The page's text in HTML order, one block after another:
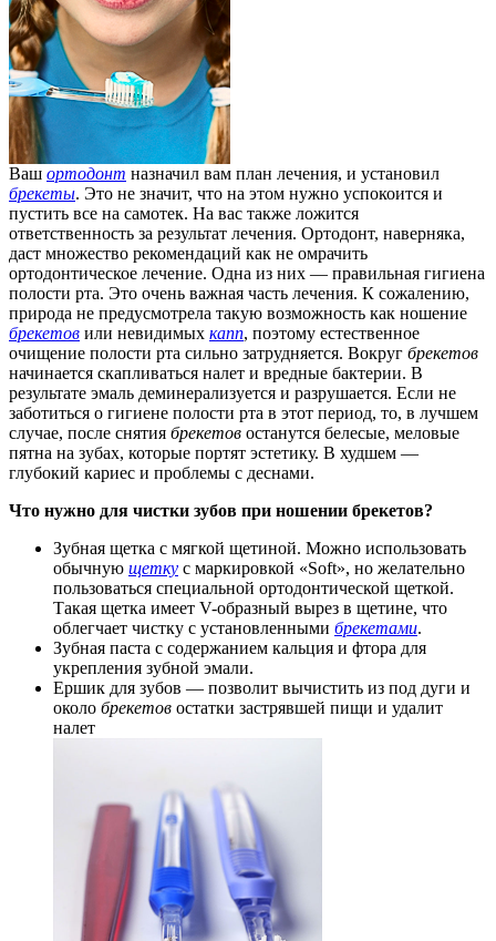
Ваш ортодонт назначил вам план лечения, и установил
брекеты. Это не значит, что на этом нужно успокоится и
пустить все на самотек. На вас также ложится
ответственность за результат лечения. Ортодонт, наверняка,
даст множество рекомендаций как не омрачить
ортодонтическое лечение. Одна из них — правильная гигиена
полости рта. Это очень важная часть лечения. К сожалению,
природа не предусмотрела такую возможность как ношение
брекетов или невидимых капп, поэтому естественное
очищение полости рта сильно затрудняется. Вокруг брекетов
начинается скапливаться налет и вредные бактерии. В
результате эмаль деминерализуется и разрушается. Если не
заботиться о гигиене полости рта в этот период, то, в лучшем
случае, после снятия брекетов останутся белесые, меловые
пятна на зубах, которые портят эстетику. В худшем —
глубокий кариес и проблемы с деснами.
Что нужно для чистки зубов при ношении брекетов?
Зубная щетка с мягкой щетиной. Можно использовать
обычную щетку с маркировкой «Soft», но желательно
пользоваться специальной ортодонтической щеткой.
Такая щетка имеет V-образный вырез в щетине, что
облегчает чистку с установленными брекетами.
Зубная паста с содержанием кальция и фтора для
укрепления зубной эмали.
Ершик для зубов — позволит вычистить из под дуги и
около брекетов остатки застрявшей пищи и удалит
налет